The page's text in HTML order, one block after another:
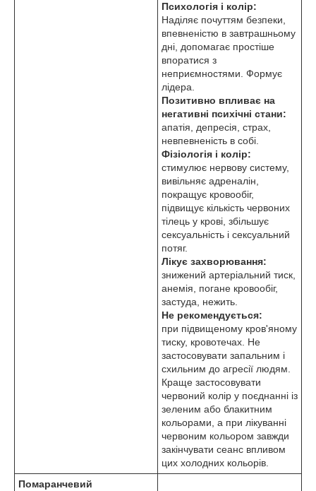
Психологія і колір:
Наділяє почуттям безпеки,
впевненістю в завтрашньому
дні, допомагає простіше
впоратися з
неприємностями. Формує
лідера.
Позитивно впливає на
негативні психічні стани:
апатія, депресія, страх,
невпевненість в собі.
Фізіологія і колір:
стимулює нервову систему,
вивільняє адреналін,
покращує кровообіг,
підвищує кількість червоних
тілець у крові, збільшує
сексуальність і сексуальний
потяг.
Лікує захворювання:
знижений артеріальний тиск,
анемія, погане кровообіг,
застуда, нежить.
Не рекомендується:
при підвищеному кров'яному
тиску, кровотечах. Не
застосовувати запальним і
схильним до агресії людям.
Краще застосовувати
червоний колір у поєднанні із
зеленим або блакитним
кольорами, а при лікуванні
червоним кольором завжди
закінчувати сеанс впливом
цих холодних кольорів.
Помаранчевий